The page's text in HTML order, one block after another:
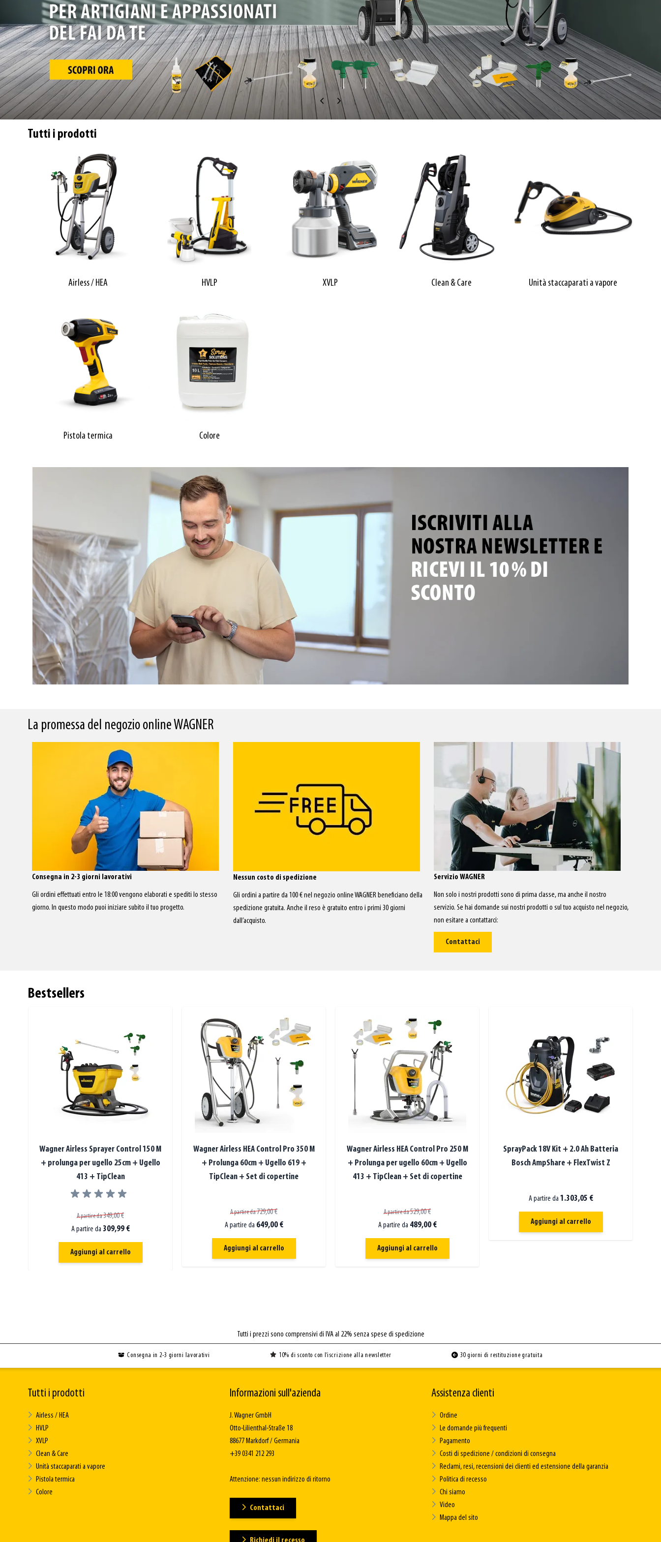
Tutti i prodotti
Airless / HEA HVLP XVLP Clean & Care Unità staccaparati a vapore
Pistola termica Colore
La promessa del negozio online WAGNER
Consegna in 2-3 giorni lavorativi
Gli ordini effettuati entro le 18:00 vengono elaborati e spediti lo stesso
giorno. In questo modo puoi iniziare subito il tuo progetto.
Nessun costo di spedizione
Gli ordini a partire da 100 € nel negozio online WAGNER beneficiano della
spedizione gratuita. Anche il reso è gratuito entro i primi 30 giorni
dall’acquisto.
Servizio WAGNER
Non solo i nostri prodotti sono di prima classe, ma anche il nostro
servizio. Se hai domande sui nostri prodotti o sul tuo acquisto nel negozio,
non esitare a contattarci:
Contattaci
Bestsellers
Wagner Airless Sprayer Control 150 M
+ prolunga per ugello 25cm + Ugello
413 + TipClean
A partire da349,00 €
A partire da 309,99 €
Aggiungi al carrello
Wagner Airless HEA Control Pro 350 M
+ Prolunga 60cm + Ugello 619 +
TipClean + Set di copertine
A partire da729,00 €
A partire da 649,00 €
Aggiungi al carrello
Wagner Airless HEA Control Pro 250 M
+ Prolunga per ugello 60cm + Ugello
413 + TipClean + Set di copertine
A partire da529,00 €
A partire da 489,00 €
Aggiungi al carrello
SprayPack 18V Kit + 2.0 Ah Batteria
Bosch AmpShare + FlexTwist Z
A partire da 1.303,05 €
Aggiungi al carrello
Tutti i prezzi sono comprensivi di IVA al 22% senza spese di spedizione
Consegna in 2-3 giorni lavorativi 10% di sconto con l’iscrizione alla newsletter 30 giorni di restituzione gratuita
Tutti i prodotti
Airless / HEA
HVLP
XVLP
Clean & Care
Unità staccaparati a vapore
Pistola termica
Colore
Informazioni sull'azienda
J. Wagner GmbH
Otto-Lilienthal-Straße 18
88677 Markdorf / Germania
+39 0341 212 293
Attenzione: nessun indirizzo di ritorno
Contattaci
Assistenza clienti
Ordine
Le domande più frequenti
Pagamento
Costi di spedizione / condizioni di consegna
Reclami, resi, recensioni dei clienti ed estensione della garanzia
Politica di recesso
Chi siamo
Video
Mappa del sito